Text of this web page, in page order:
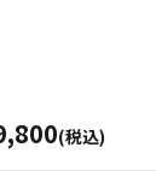
(税込)